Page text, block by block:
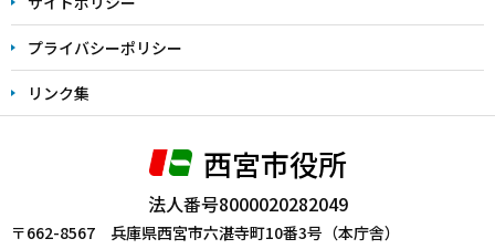
プライバシーポリシー
リンク集
西宮市役所
法人番号8000020282049
〒662-8567 兵庫県西宮市六湛寺町10番3号（本庁舎）